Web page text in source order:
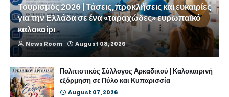
Τουρισμός 2026 | Τάσεις, προκλήσεις και ευκαιρίες
για την Ελλάδα σε ένα «ταραχώδες» ευρωπαϊκό
καλοκαίρι
News Room August 08, 2026
Πολιτιστικός Σύλλογος Αρκαδικού | Καλοκαιρινή
εξόρμηση σε Πύλο και Κυπαρισσία
August 07, 2026